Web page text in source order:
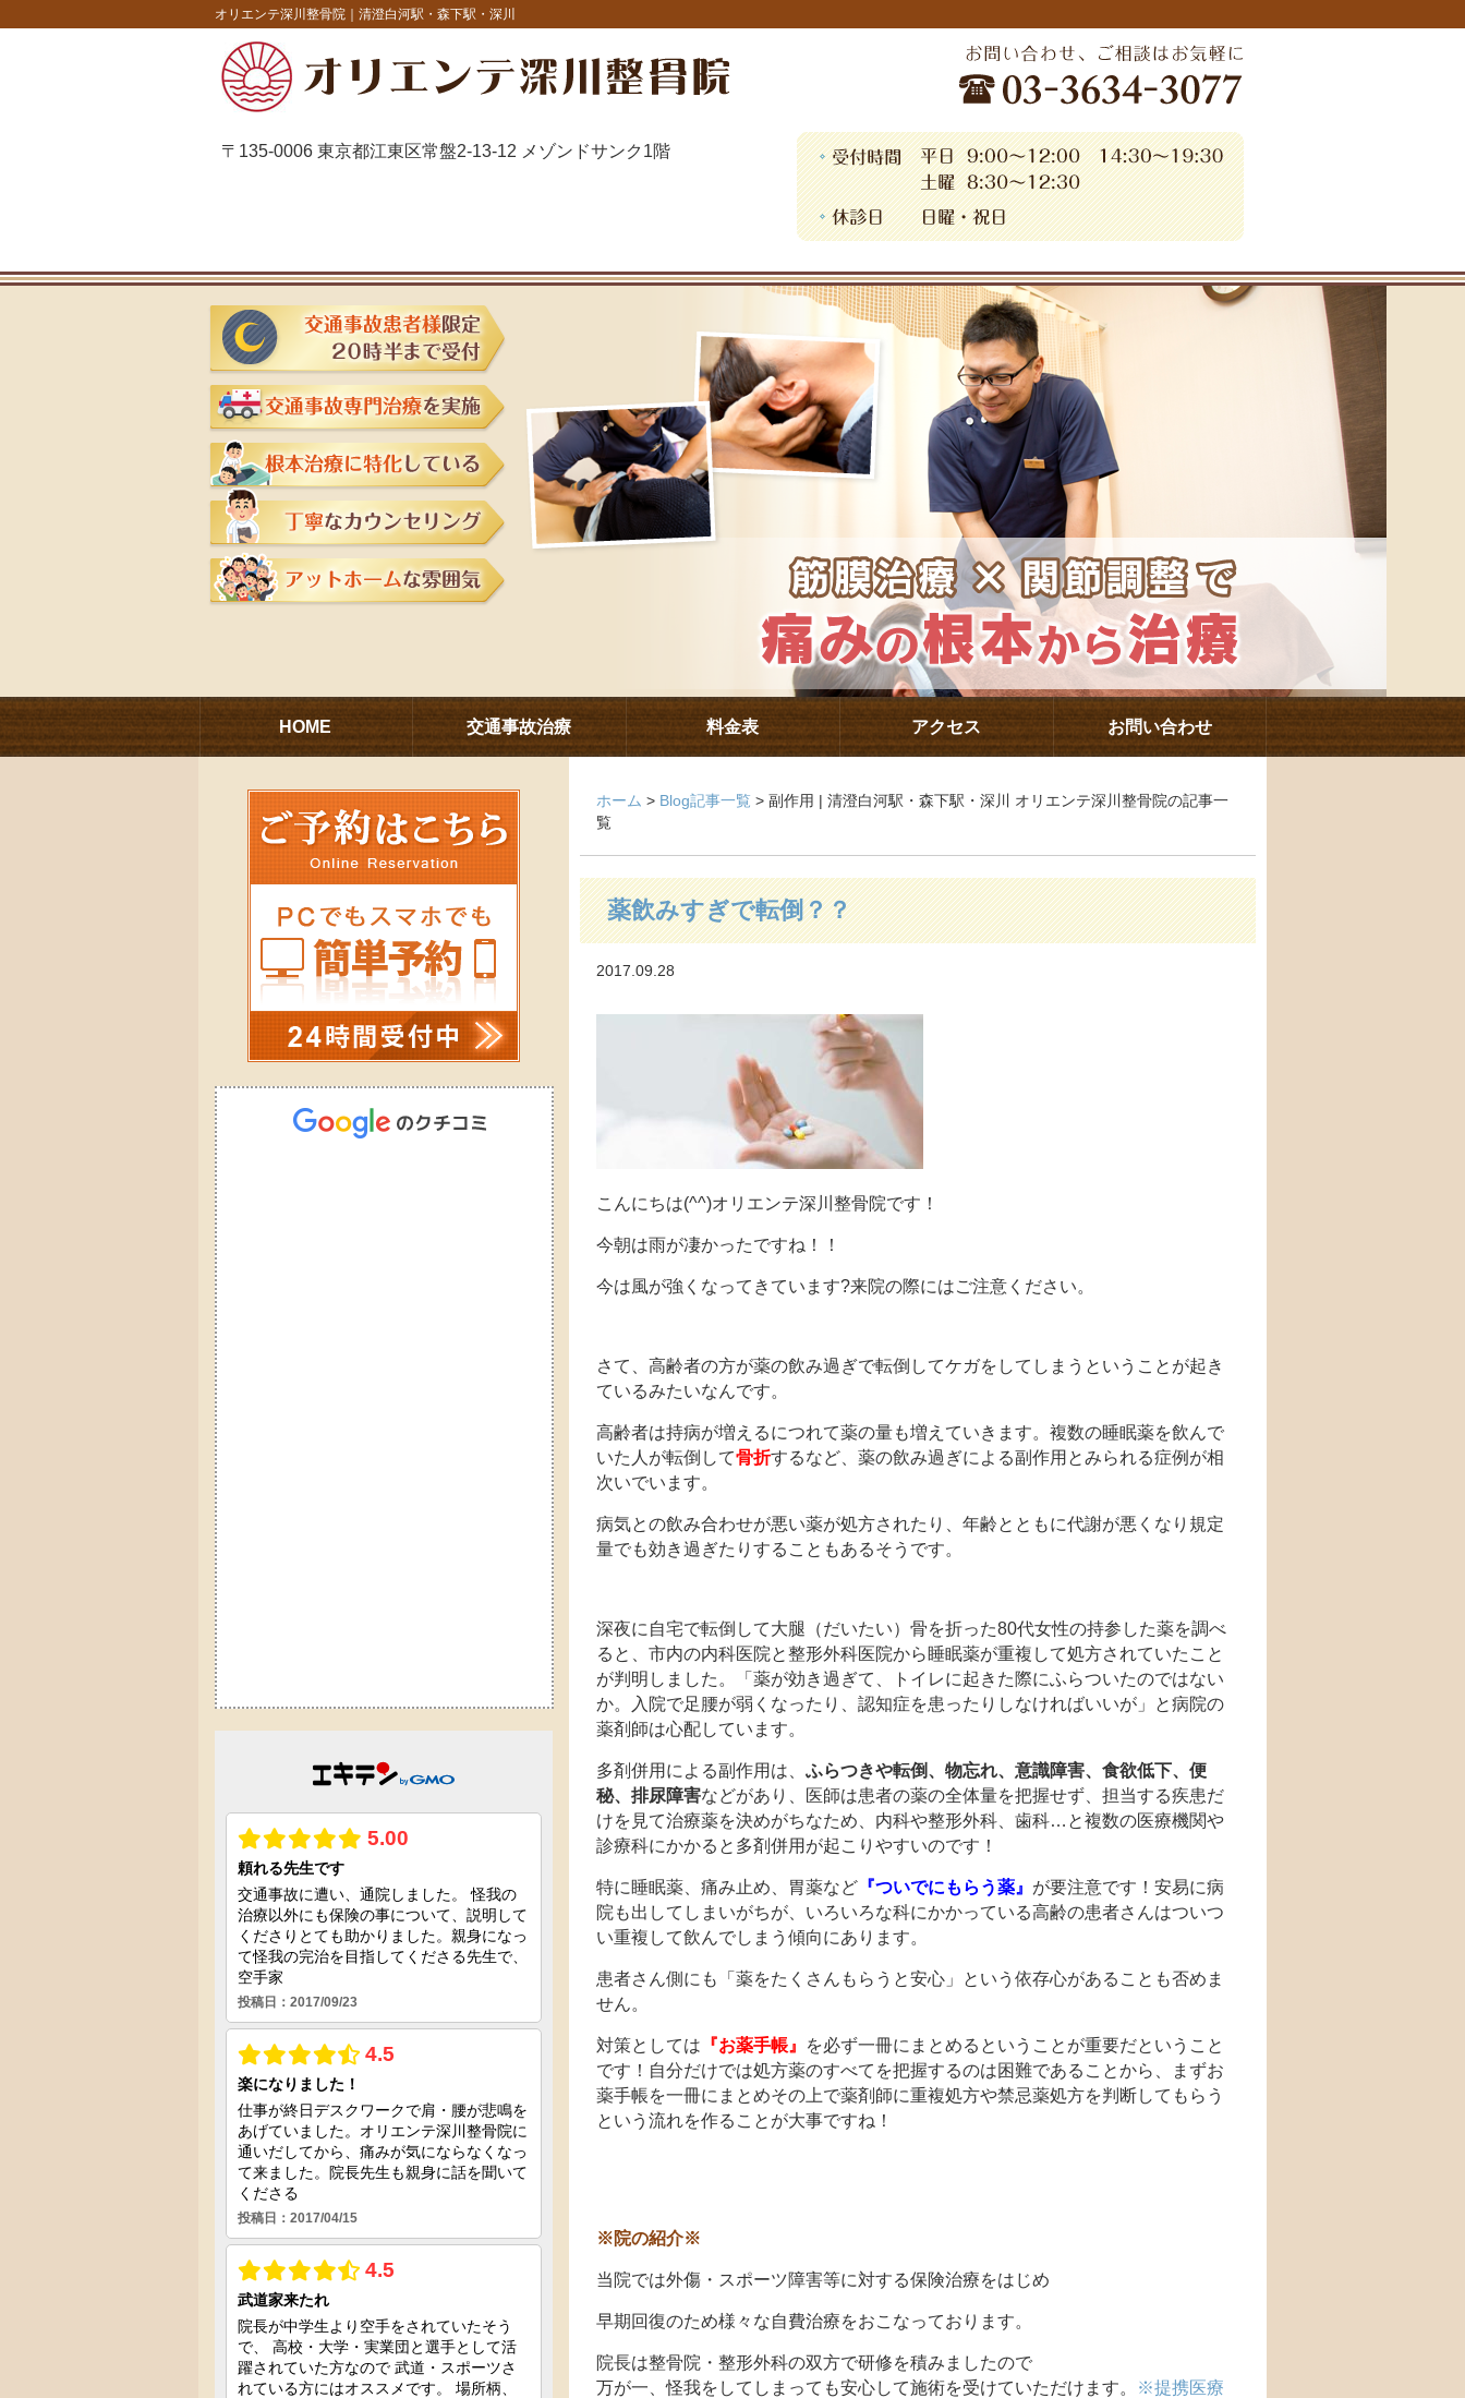
オリエンテ深川整骨院｜清澄白河駅・森下駅・深川
〒135-0006 東京都江東区常盤2-13-12 メゾンドサンク1階
HOME 交通事故治療 料金表 アクセス お問い合わせ
ホーム > Blog記事一覧 > 副作用 | 清澄白河駅・森下駅・深川 オリエンテ深川整骨院の記事一
覧
薬飲みすぎで転倒？？
2017.09.28
こんにちは(^^)オリエンテ深川整骨院です！
今朝は雨が凄かったですね！！
今は風が強くなってきています?来院の際にはご注意ください。
さて、高齢者の方が薬の飲み過ぎで転倒してケガをしてしまうということが起き
ているみたいなんです。
高齢者は持病が増えるにつれて薬の量も増えていきます。複数の睡眠薬を飲んで
いた人が転倒して骨折するなど、薬の飲み過ぎによる副作用とみられる症例が相
次いでいます。
病気との飲み合わせが悪い薬が処方されたり、年齢とともに代謝が悪くなり規定
量でも効き過ぎたりすることもあるそうです。
深夜に自宅で転倒して大腿（だいたい）骨を折った80代女性の持参した薬を調べ
ると、市内の内科医院と整形外科医院から睡眠薬が重複して処方されていたこと
が判明しました。「薬が効き過ぎて、トイレに起きた際にふらついたのではない
か。入院で足腰が弱くなったり、認知症を患ったりしなければいいが」と病院の
薬剤師は心配しています。
多剤併用による副作用は、 ふらつきや転倒、物忘れ、意識障害、食欲低下、便
秘、排尿障害などがあり、医師は患者の薬の全体量を把握せず、担当する疾患だ
けを見て治療薬を決めがちなため、内科や整形外科、歯科…と複数の医療機関や
診療科にかかると多剤併用が起こりやすいのです！
特に睡眠薬、痛み止め、胃薬など 『ついでにもらう薬』 が要注意です！安易に病
院も出してしまいがちが、いろいろな科にかかっている高齢の患者さんはついつ
い重複して飲んでしまう傾向にあります。
患者さん側にも「薬をたくさんもらうと安心」という依存心があることも否めま
せん。
対策としては 『お薬手帳』
を必ず一冊にまとめるということが重要だということ
です！自分だけでは処方薬のすべてを把握するのは困難であることから、まずお
薬手帳を一冊にまとめその上で薬剤師に重複処方や禁忌薬処方を判断してもらう
という流れを作ることが大事ですね！
※院の紹介※
当院では外傷・スポーツ障害等に対する保険治療をはじめ
早期回復のため様々な自費治療をおこなっております。
院長は整骨院・整形外科の双方で研修を積みましたので
万が一、怪我をしてしまっても安心して施術を受けていただけます。
※提携医療